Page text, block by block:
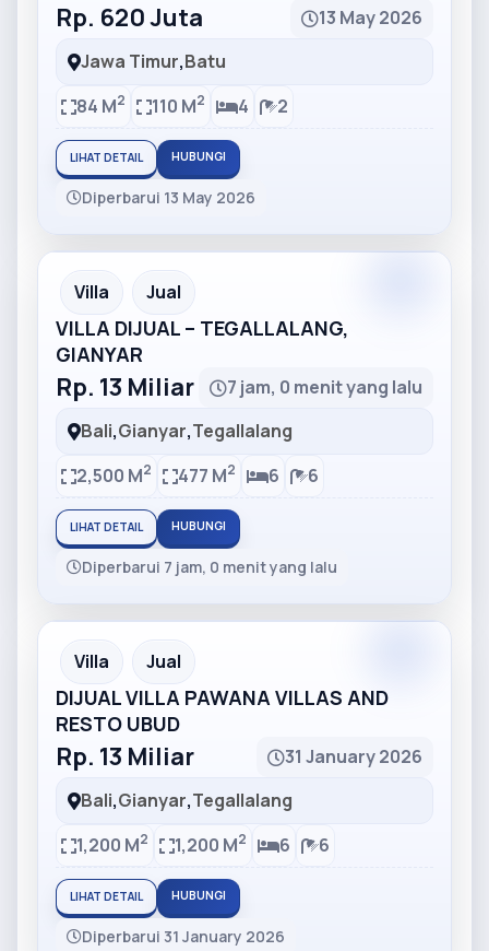
Rp. 620 Juta
13 May 2026
Jawa Timur,Batu
84 M2 110 M2 4 2
LIHAT DETAIL HUBUNGI
Diperbarui 13 May 2026
Partner Ad
Villa Jual
VILLA DIJUAL – TEGALLALANG,
GIANYAR
Rp. 13 Miliar
7 jam, 0 menit yang lalu
Bali,Gianyar,Tegallalang
2,500 M2 477 M2 6 6
LIHAT DETAIL HUBUNGI
Diperbarui 7 jam, 0 menit yang lalu
Partner Ad
Villa Jual
DIJUAL VILLA PAWANA VILLAS AND
RESTO UBUD
Rp. 13 Miliar
31 January 2026
Bali,Gianyar,Tegallalang
1,200 M2 1,200 M2 6 6
LIHAT DETAIL HUBUNGI
Diperbarui 31 January 2026